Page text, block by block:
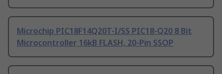
Microchip PIC18F14Q20T-I/SS PIC18-Q20 8 Bit
Microcontroller 16kB FLASH, 20-Pin SSOP